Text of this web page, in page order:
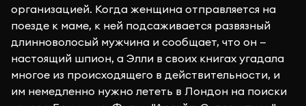
организацией. Когда женщина отправляется на
поезде к маме, к ней подсаживается развязный
длинноволосый мужчина и сообщает, что он —
настоящий шпион, а Элли в своих книгах угадала
многое из происходящего в действительности, и
им немедленно нужно лететь в Лондон на поиски